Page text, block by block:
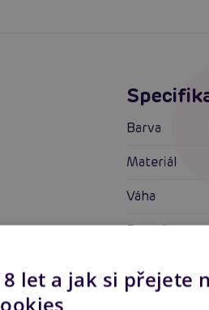
Barva
Materiál
Váha
Rozměry
let a jak si přejete